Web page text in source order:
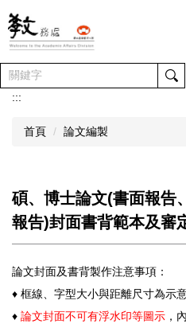
跳
到
主
要
內
容
:::
首頁 論文編製
碩、博士論文(書面報告
報告)封面書背範本及審
論文封面及書背製作注意事項：
♦ 框線、字型大小與距離尺寸為示
♦ 論文封面不可有浮水印等圖示 ，